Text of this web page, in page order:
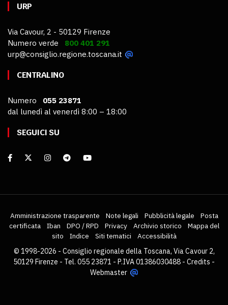
URP
Via Cavour, 2 - 50129 Firenze
Numero verde 800 401 291
urp@consiglio.regione.toscana.it
CENTRALINO
Numero 055 23871
dal lunedì al venerdì 8:00 – 18:00
SEGUICI SU
Amministrazione trasparente Note legali Pubblicità legale
Posta
certificata
Iban DPO / RPD Privacy Archivio storico
Mappa del
sito
Indice Siti tematici
Accessibilità
© 1998-2026 - Consiglio regionale della Toscana, Via Cavour 2,
50129 Firenze - Tel. 055 23871 - P.IVA 01386030488 - Credits -
Webmaster